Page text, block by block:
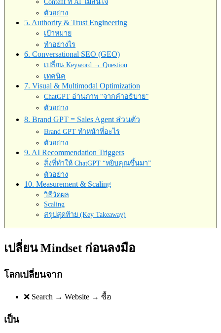
ตัวอย่าง
5. Authority & Trust Engineering
เป้าหมาย
ทำอย่างไร
6. Conversational SEO (GEO)
เปลี่ยน Keyword → Question
เทคนิค
7. Visual & Multimodal Optimization
ChatGPT อ่านภาพ “จากคำอธิบาย”
ตัวอย่าง
8. Brand GPT = Sales Agent ส่วนตัว
Brand GPT ทำหน้าที่อะไร
ตัวอย่าง
9. AI Recommendation Triggers
สิ่งที่ทำให้ ChatGPT “หยิบคุณขึ้นมา”
ตัวอย่าง
10. Measurement & Scaling
วิธีวัดผล
Scaling
สรุปสุดท้าย (Key Takeaway)
เปลี่ยน Mindset ก่อนลงมือ
โลกเปลี่ยนจาก
❌ Search → Website → ซื้อ
เป็น